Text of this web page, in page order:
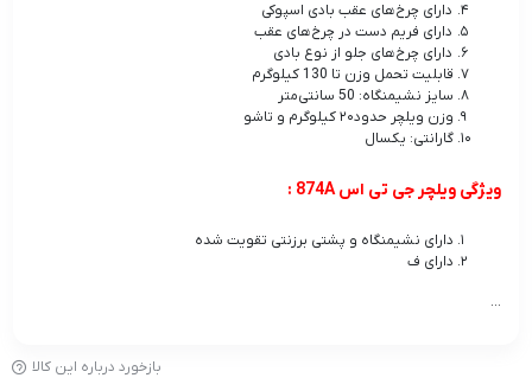
دارای چرخ‌های عقب بادی اسپوکی
دارای فریم دست در چرخ‌های عقب
دارای چرخ‌های جلو از نوع بادی
قابلیت تحمل وزن تا 130 کیلوگرم
سایز نشیمنگاه: 50 سانتی‌متر
وزن ویلچر حدود۲۰ کیلوگرم و تاشو
گارانتی: یکسال
ویژگی ویلچر جی تی اس 874A :
دارای نشیمنگاه و پشتی برزنتی تقویت شده
دارای ف
...
بازخورد درباره این کالا